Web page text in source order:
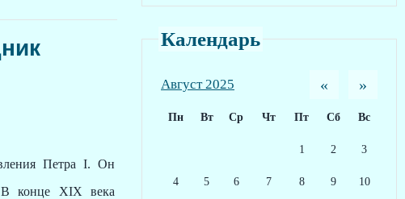
ПетраI. Он
В конце XIX века
Календарь
«
Август 2025 »
Пн Вт Ср Чт Пт Сб Вс
1 2 3
4 5 6 7 8 9 10